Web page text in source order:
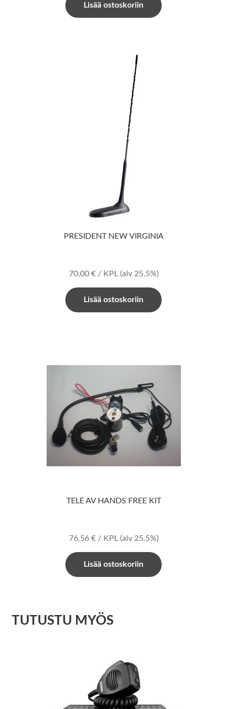
Lisää ostoskoriin
PRESIDENT NEW VIRGINIA
70,00 €/ KPL (alv 25.5%)
Lisää ostoskoriin
TELE AV HANDS FREE KIT
76,56 €/ KPL (alv 25.5%)
Lisää ostoskoriin
TUTUSTU MYÖS